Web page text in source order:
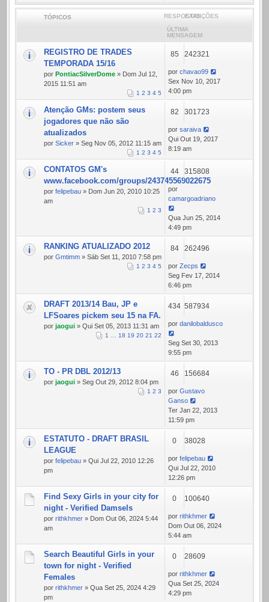
TÓPICOS RESPOSTASEXIBIÇÕES
ÚLTIMA
MENSAGEM
REGISTRO DE TRADES
TEMPORADA 15/16
por PontiacSilverDome » Dom Jul 12,
2015 11:51 am
1 2 3 4 5
85 242321
por chavao99
Sex Nov 10, 2017
4:00 pm
Atenção GMs: postem seus
jogadores que não são
atualizados
por Sicker » Seg Nov 05, 2012 11:15 am
1 2 3 4 5
82 301723
por saraiva
Qui Out 19, 2017
8:19 am
CONTATOS GM's
www.facebook.com/groups/243745569022675
por felipebau » Dom Jun 20, 2010 10:25
am
1 2 3
44 315808
por
camargoadriano
Qua Jun 25, 2014
4:49 pm
RANKING ATUALIZADO 2012
por Gmtimm » Sáb Set 11, 2010 7:58 pm
1 2 3 4 5
84 262496
por Zecps
Seg Fev 17, 2014
6:46 pm
DRAFT 2013/14 Bau, JP e
LFSoares pickem seu 15 na FA.
por jaogui » Qui Set 05, 2013 11:31 am
1 … 18 19 20 21 22
434 587934
por danilobaldusco
Seg Set 30, 2013
9:55 pm
TO - PR DBL 2012/13
por jaogui » Seg Out 29, 2012 8:04 pm
1 2 3
46 156684
por Gustavo
Ganso
Ter Jan 22, 2013
11:59 pm
ESTATUTO - DRAFT BRASIL
LEAGUE
por felipebau » Qui Jul 22, 2010 12:26
pm
0 38028
por felipebau
Qui Jul 22, 2010
12:26 pm
Find Sexy Girls in your city for
night - Verified Damsels
por rithkhmer » Dom Out 06, 2024 5:44
am
0 100640
por rithkhmer
Dom Out 06, 2024
5:44 am
Search Beautiful Girls in your
town for night - Verified
Females
por rithkhmer » Qua Set 25, 2024 4:29
pm
0 28609
por rithkhmer
Qua Set 25, 2024
4:29 pm